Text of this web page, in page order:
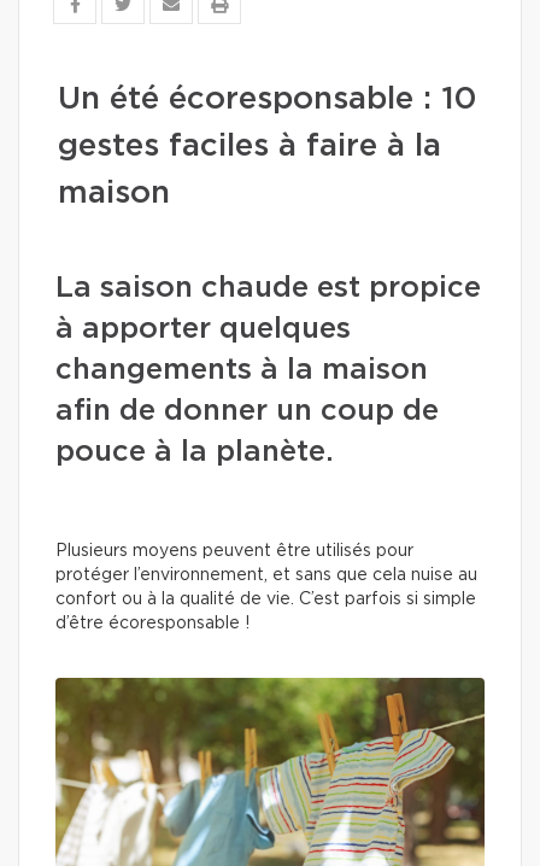
Un été écoresponsable : 10
gestes faciles à faire à la
maison
La saison chaude est propice
à apporter quelques
changements à la maison
afin de donner un coup de
pouce à la planète.
Plusieurs moyens peuvent être utilisés pour
protéger l’environnement, et sans que cela nuise au
confort ou à la qualité de vie. C’est parfois si simple
d’être écoresponsable !